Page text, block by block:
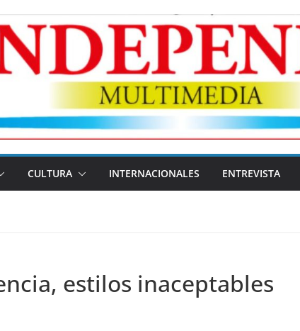
CULTURA INTERNACIONALES ENTREVISTA
estilos inaceptables